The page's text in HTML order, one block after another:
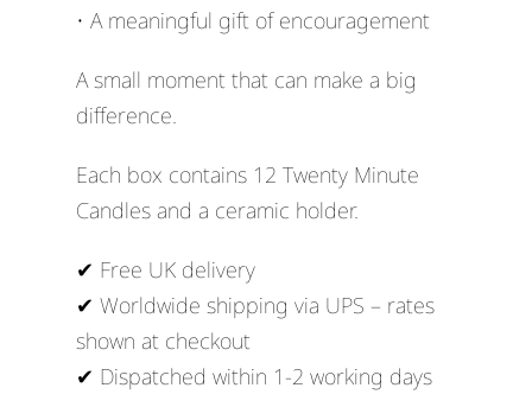
• A meaningful gift of encouragement
A small moment that can make a big
difference.
Each box contains 12 Twenty Minute
Candles and a ceramic holder.
✔ Free UK delivery
✔ Worldwide shipping via UPS – rates
shown at checkout
✔ Dispatched within 1-2 working days